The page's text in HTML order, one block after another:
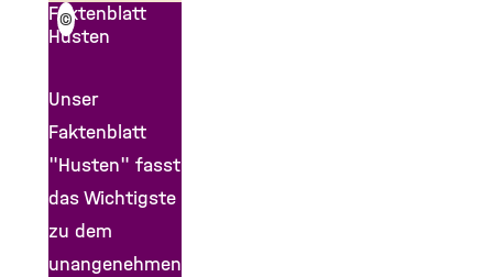
Faktenblatt
Husten
Unser
Faktenblatt
"Husten" fasst
das Wichtigste
zu dem
unangenehmen
©